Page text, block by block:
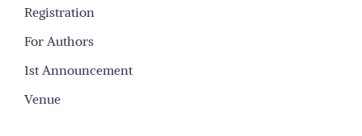
Registration
For Authors
1st Announcement
Venue